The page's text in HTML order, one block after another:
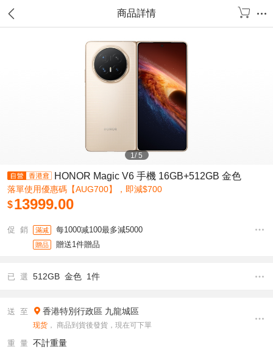
商品詳情
1/5
HONOR Magic V6 手機 16GB+512GB 金色
落單使用優惠碼【AUG700】，即減$700
$13999.00
促 銷 滿减 每1000减100最多減5000
贈品 贈送1件贈品
已 選 512GB 金色 1件
送 至 香港特別行政區 九龍城區
现货 ， 商品到貨後發貨，現在可下單
重 量 不計重量